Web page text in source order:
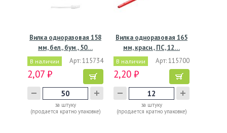
Вилка одноразовая 158
мм, бел., бум., 50…
В наличии Арт: 115734
2,07 ₽
за штуку
(продается кратно упаковке)
Вилка одноразовая 165
мм, красн., ПС, 12…
В наличии Арт: 115700
2,20 ₽
за штуку
(продается кратно упаковке)